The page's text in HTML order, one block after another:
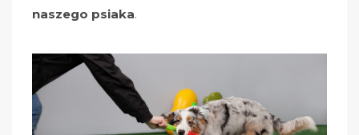
naszego psiaka.